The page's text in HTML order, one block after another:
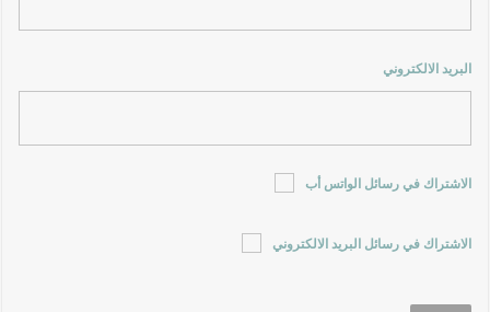
البريد الالكتروني
الاشتراك في رسائل الواتس أب
الاشتراك في رسائل البريد الالكتروني